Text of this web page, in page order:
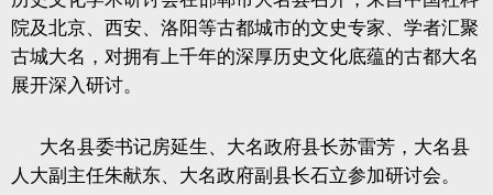
院及北京、西安、洛阳等古都城市的文史专家、学者汇聚
古城大名，对拥有上千年的深厚历史文化底蕴的古都大名
展开深入研讨。
大名县委书记房延生、大名政府县长苏雷芳，大名县
人大副主任朱献东、大名政府副县长石立参加研讨会。